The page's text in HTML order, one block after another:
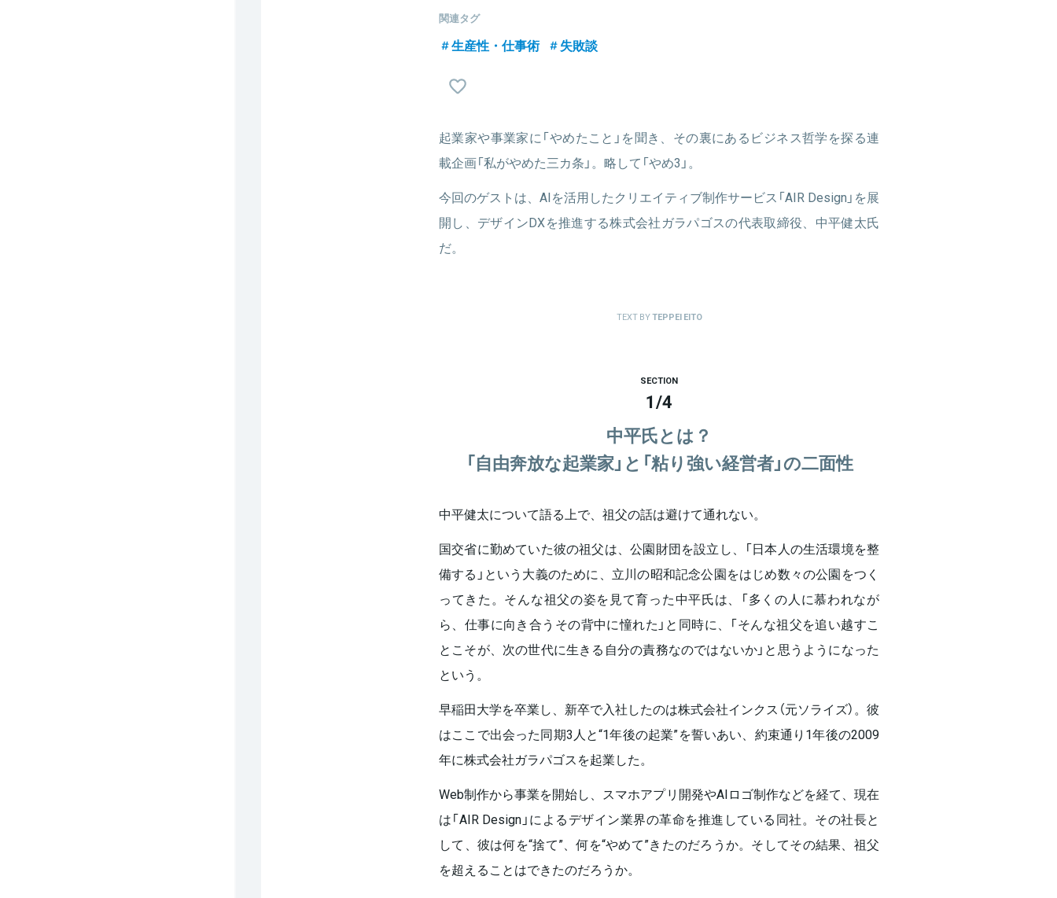
コンサルティングに従事。その後2009年にガラパゴスを創業。100を超える大規模スマホ
消に向けて、広告デザインを高品質・高速に制作するサービス「AIR Design」をリリー
MVT(最優秀チーム)、JSSA 最優秀賞。
関連情報をみる
関連タグ
生産性・仕事術 失敗談
起業家や事業家に「やめたこと」を聞き、その裏にあるビジネス哲学を探る連
載企画「私がやめた三カ条」。略して「やめ3」。
今回のゲストは、AIを活用したクリエイティブ制作サービス「AIR Design」を展
開し、デザインDXを推進する株式会社ガラパゴスの代表取締役、中平健太氏
だ。
TEXT BYTEPPEI EITO
SECTION
1/4
中平氏とは？
「自由奔放な起業家」と「粘り強い経営者」の二面性
中平健太について語る上で、祖父の話は避けて通れない。
国交省に勤めていた彼の祖父は、公園財団を設立し、「日本人の生活環境を整
備する」という大義のために、立川の昭和記念公園をはじめ数々の公園をつく
ってきた。そんな祖父の姿を見て育った中平氏は、「多くの人に慕われなが
ら、仕事に向き合うその背中に憧れた」と同時に、「そんな祖父を追い越すこ
とこそが、次の世代に生きる自分の責務なのではないか」と思うようになった
という。
早稲田大学を卒業し、新卒で入社したのは株式会社インクス（元ソライズ）。彼
はここで出会った同期3人と“1年後の起業”を誓いあい、約束通り1年後の2009
年に株式会社ガラパゴスを起業した。
Web制作から事業を開始し、スマホアプリ開発やAIロゴ制作などを経て、現在
は「AIR Design」によるデザイン業界の革命を推進している同社。その社長と
して、彼は何を“捨て”、何を“やめて”きたのだろうか。そしてその結果、祖父
を超えることはできたのだろうか。